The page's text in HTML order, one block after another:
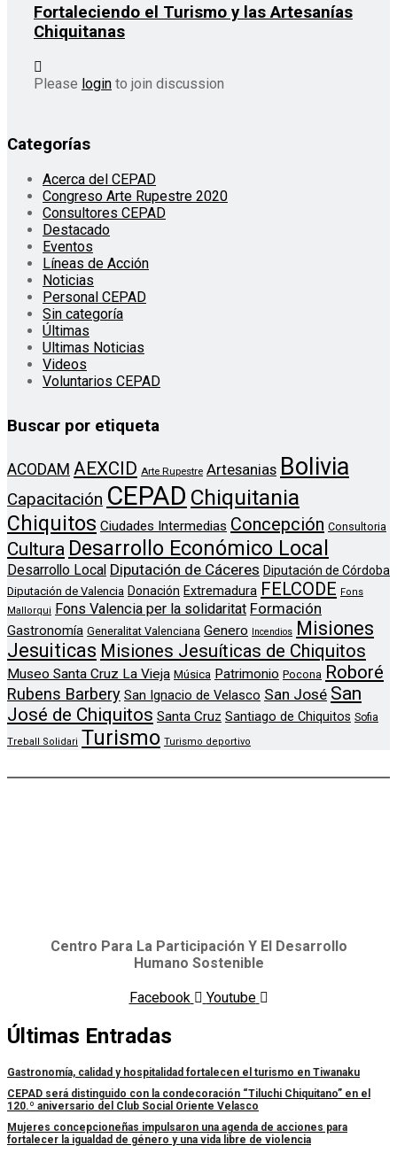
Fortaleciendo el Turismo y las Artesanías
Chiquitanas
Please login to join discussion
Categorías
Acerca del CEPAD
Congreso Arte Rupestre 2020
Consultores CEPAD
Destacado
Eventos
Líneas de Acción
Noticias
Personal CEPAD
Sin categoría
Últimas
Ultimas Noticias
Videos
Voluntarios CEPAD
Buscar por etiqueta
ACODAM AEXCID Arte Rupestre Artesanias Bolivia
Capacitación CEPAD Chiquitania
Chiquitos Ciudades Intermedias Concepción Consultoria
Cultura Desarrollo Económico Local
Desarrollo Local Diputación de Cáceres Diputación de Córdoba
Diputación de Valencia Donación Extremadura FELCODE Fons
Mallorqui Fons Valencia per la solidaritat Formación
Gastronomía Generalitat Valenciana Genero Incendios Misiones
Jesuiticas Misiones Jesuíticas de Chiquitos
Museo Santa Cruz La Vieja Música Patrimonio Pocona Roboré
Rubens Barbery San Ignacio de Velasco San José San
José de Chiquitos Santa Cruz Santiago de Chiquitos Sofia
Treball Solidari Turismo Turismo deportivo
Centro Para La Participación Y El Desarrollo
Humano Sostenible
Facebook Youtube
Últimas Entradas
Gastronomía, calidad y hospitalidad fortalecen el turismo en Tiwanaku
CEPAD será distinguido con la condecoración “Tiluchi Chiquitano” en el
120.º aniversario del Club Social Oriente Velasco
Mujeres concepcioneñas impulsaron una agenda de acciones para
fortalecer la igualdad de género y una vida libre de violencia